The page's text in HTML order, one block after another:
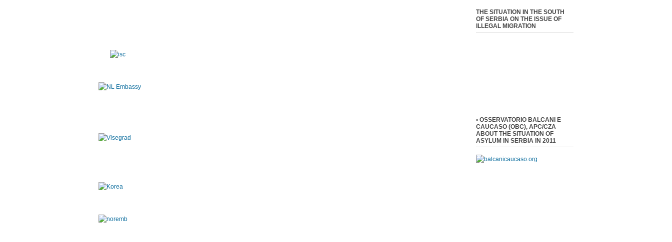
THE SITUATION IN THE SOUTH
OF SERBIA ON THE ISSUE OF
ILLEGAL MIGRATION
• OSSERVATORIO BALCANI E
CAUCASO (OBC), APC/CZA
ABOUT THE SITUATION OF
ASYLUM IN SERBIA IN 2011